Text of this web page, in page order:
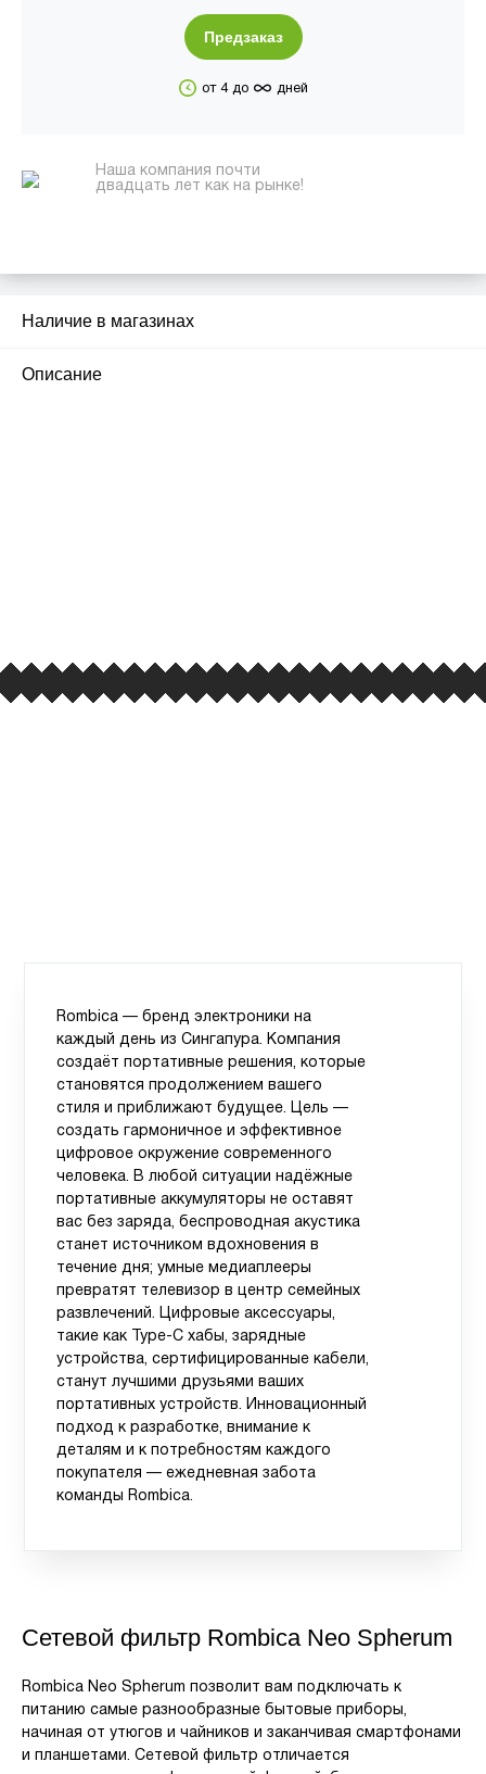
Предзаказ
от 4 до ∞ дней
Наша компания почти
двадцать лет как на рынке!
Наличие в магазинах
Описание
Rombica — бренд электроники на
каждый день из Сингапура. Компания
создаёт портативные решения, которые
становятся продолжением вашего
стиля и приближают будущее. Цель —
создать гармоничное и эффективное
цифровое окружение современного
человека. В любой ситуации надёжные
портативные аккумуляторы не оставят
вас без заряда, беспроводная акустика
станет источником вдохновения в
течение дня; умные медиаплееры
превратят телевизор в центр семейных
развлечений. Цифровые аксессуары,
такие как Type-C хабы, зарядные
устройства, сертифицированные кабели,
станут лучшими друзьями ваших
портативных устройств. Инновационный
подход к разработке, внимание к
деталям и к потребностям каждого
покупателя — ежедневная забота
команды Rombica.
Сетевой фильтр Rombica Neo Spherum
Rombica Neo Spherum позволит вам подключать к
питанию самые разнообразные бытовые приборы,
начиная от утюгов и чайников и заканчивая смартфонами
и планшетами. Сетевой фильтр отличается